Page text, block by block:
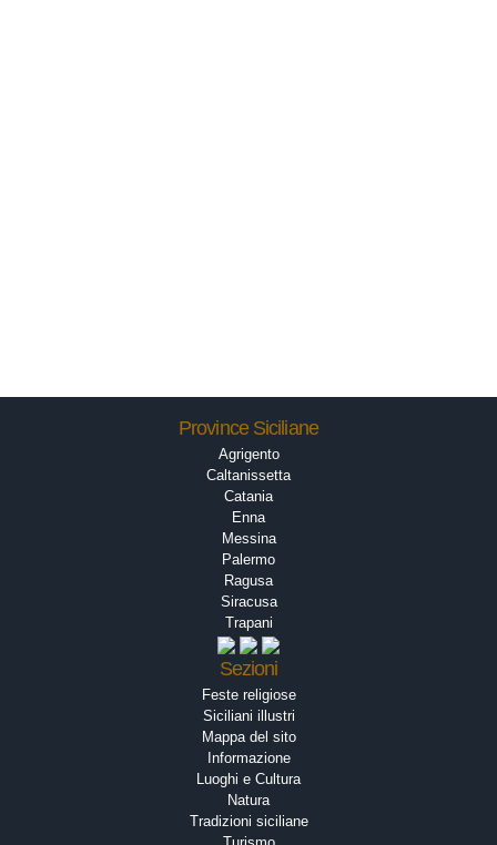
Province Siciliane
Agrigento
Caltanissetta
Catania
Enna
Messina
Palermo
Ragusa
Siracusa
Trapani
Sezioni
Feste religiose
Siciliani illustri
Mappa del sito
Informazione
Luoghi e Cultura
Natura
Tradizioni siciliane